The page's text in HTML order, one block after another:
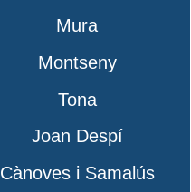
Mura
Montseny
Tona
Joan Despí
Cànoves i Samalús